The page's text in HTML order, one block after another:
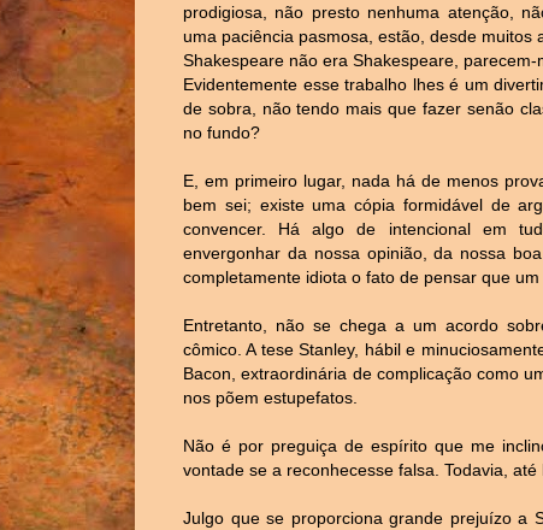
prodigiosa, não presto nenhuma atenção,
uma paciência pasmosa, estão, desde
Shakespeare não era Shakespeare,
Evidentemente esse trabalho lhes é um
de sobra, não tendo mais que fazer senão
no fundo?
E, em primeiro lugar, nada há de menos
bem sei; existe uma cópia formidável de
convencer. Há algo de intencional em
envergonhar da nossa opinião, da nossa
completamente idiota o fato de pensar que
Entretanto, não se chega a um acordo
cômico. A tese Stanley, hábil e
Bacon, extraordinária de complicação como
nos põem estupefatos.
Não é por preguiça de espírito que me
vontade se a reconhecesse falsa. Todavia,
Julgo que se proporciona grande prejuízo a